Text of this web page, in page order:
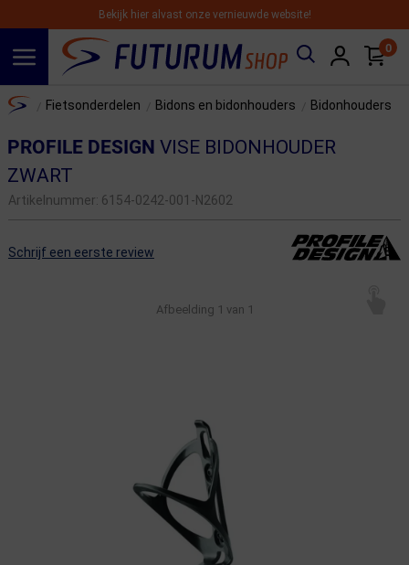
Bekijk hier alvast onze vernieuwde website!
0
Home Fietsonderdelen Bidons en bidonhouders Bidonhouders
PROFILE DESIGN VISE BIDONHOUDER
ZWART
Artikelnummer: 6154-0242-001-N2602
Schrijf een eerste review
Afbeelding 1 van 1